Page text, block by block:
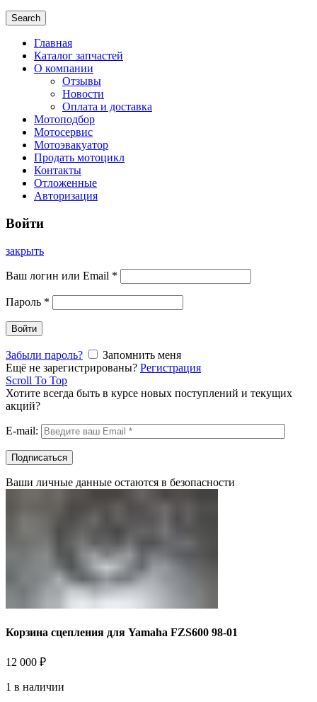
Search
Главная
Каталог запчастей
О компании
Отзывы
Новости
Оплата и доставка
Мотоподбор
Мотосервис
Мотоэвакуатор
Продать мотоцикл
Контакты
Отложенные
Авторизация
Войти
закрыть
Ваш логин или Email *
Пароль *
Войти
Забыли пароль?
Запомнить меня
Ещё не зарегистрированы? Регистрация
Scroll To Top
Хотите всегда быть в курсе новых поступлений и текущих
акций?
E-mail:
Ваши личные данные остаются в безопасности
Корзина сцепления для Yamaha FZS600 98-01
12 000 ₽
1 в наличии